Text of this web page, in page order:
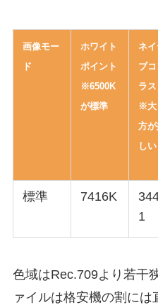
画像モー
ド
ホワイト
ポイント
※6500K
が標準
ネイ
ブ
ラ
※大
方が
しい
標準 7416K
1
色域はRec.709より若干
ァイルは格安機の割に